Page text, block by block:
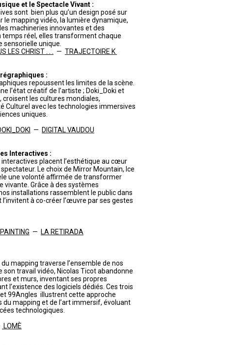
et le Spectacle Vivant :
sont bien plus qu’un design posé sur
le mapping vidéo, la lumière dynamique,
machineries innovantes et des
réel, elles transforment chaque
unique.
LES CHRIST . . . — TRAJECTOIRE K
:
repoussent les limites de la scène.
l’état créatif de l’artiste ; Doki_Doki et
croisent les cultures mondiales,
Culturel avec les technologies immersives
uniques.
— DIGITAL VAUDOU
Interactives :
placent l’esthétique au cœur
Le choix de Mirror Mountain, Ice
une volonté affirmée de transformer
vivante. Grâce à des systèmes
installations rassemblent le public dans
à co-créer l’œuvre par ses gestes
PAINTING — LA RETIRADA
mapping traverse l’ensemble de nos
son travail vidéo, Nicolas Ticot abandonne
et murs, inventant ses propres
l’existence des logiciels dédiés. Ces trois
99Angles illustrent cette approche
du mapping et de l’art immersif, évoluant
technologiques.
LOMÈ